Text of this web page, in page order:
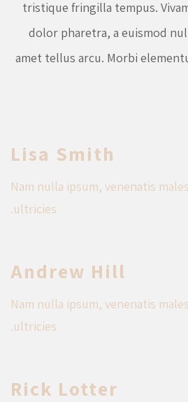
tristique fringilla tempus.
dolor pharetra, a euismod
amet tellus arcu. Morbi
Lisa Smith
Nam nulla ipsum, venenatis
ultricies.
Andrew Hill
Nam nulla ipsum, venenatis
ultricies.
Rick Lotter